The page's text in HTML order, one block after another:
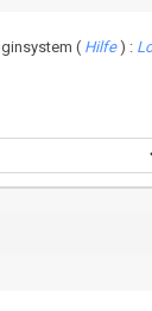
( Hilfe) :